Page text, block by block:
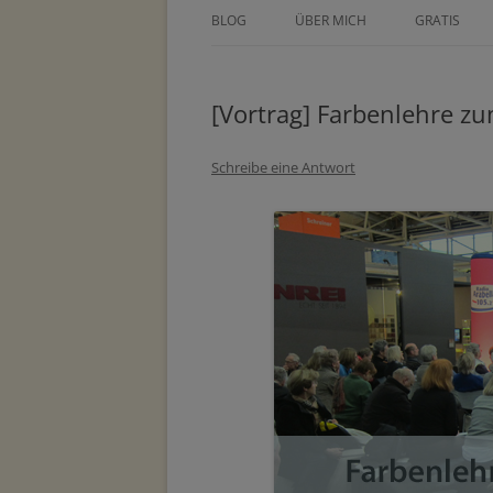
BLOG ÜBER MICH
PRESSE
GRATIS
[Vortrag] Farbenlehre
Schreibe eine Antwort